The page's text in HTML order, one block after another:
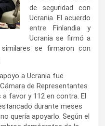
de seguridad con
Ucrania. El acuerdo
entre Finlandia y
Ucrania se firmó a
se firmaron con
a Ucrania fue
de Representantes
favor y 112 en contra. El
durante meses
quería apoyarlo. Según el